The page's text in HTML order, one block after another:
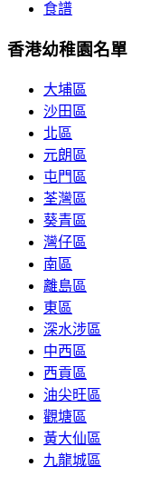
食譜
香港幼稚園名單
大埔區
沙田區
北區
元朗區
屯門區
荃灣區
葵青區
灣仔區
南區
離島區
東區
深水涉區
中西區
西貢區
油尖旺區
觀塘區
黃大仙區
九龍城區